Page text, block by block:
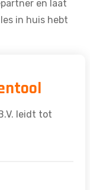
en laat
in huis hebt
leidt tot